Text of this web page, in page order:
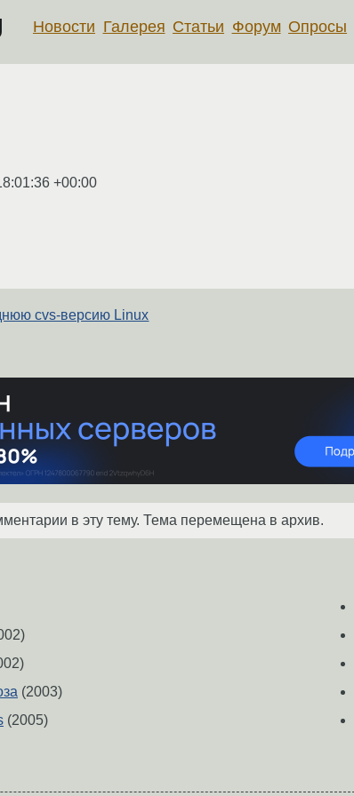
Новости Галерея Статьи Форум Опросы
+00:00
cvs-версию Linux
в эту тему. Тема перемещена в архив.
(2003)
(2005)